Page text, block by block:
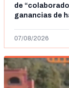
de
ganancias de
07/08/2026